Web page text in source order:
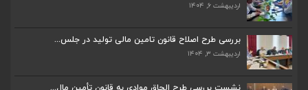
اردیبهشت ۶, ۱۴۰۴
بررسی طرح اصلاح قانون تامین مالی تولید در جلس...
اردیبهشت ۳, ۱۴۰۴
جلسه اعضای شورای بخش مرکزی شیراز با دفتر دکتر...
اردیبهشت ۶, ۱۴۰۴
پیگیری دکتر قادری و سایر نمایندگان شیراز ارتق...
اردیبهشت ۲۳, ۱۴۰۴